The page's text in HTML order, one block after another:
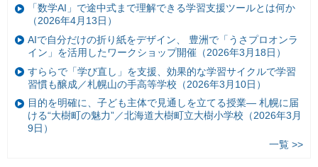
「数学AI」で途中式まで理解できる学習支援ツールとは何か
（2026年4月13日）
AIで自分だけの折り紙をデザイン、 豊洲で「うさプロオンラ
イン」を活用したワークショップ開催（2026年3月18日）
すららで「学び直し」を支援、効果的な学習サイクルで学習
習慣も醸成／札幌山の手高等学校（2026年3月10日）
目的を明確に、子ども主体で見通しを立てる授業— 札幌に届
ける“大樹町の魅力”／北海道大樹町立大樹小学校（2026年3月
9日）
一覧 >>